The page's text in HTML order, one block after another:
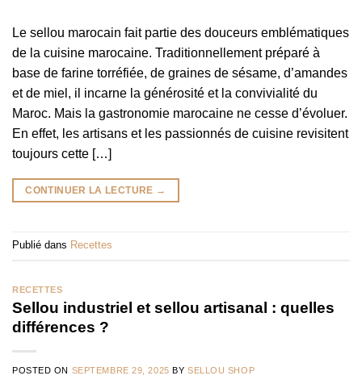
Le sellou marocain fait partie des douceurs emblématiques
de la cuisine marocaine. Traditionnellement préparé à
base de farine torréfiée, de graines de sésame, d’amandes
et de miel, il incarne la générosité et la convivialité du
Maroc. Mais la gastronomie marocaine ne cesse d’évoluer.
En effet, les artisans et les passionnés de cuisine revisitent
toujours cette […]
CONTINUER LA LECTURE →
Publié dans Recettes
RECETTES
Sellou industriel et sellou artisanal : quelles
différences ?
POSTED ON SEPTEMBRE 29, 2025 BY SELLOU SHOP